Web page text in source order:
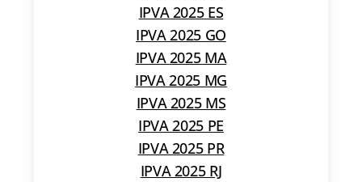
IPVA 2025 ES
IPVA 2025 GO
IPVA 2025 MA
IPVA 2025 MG
IPVA 2025 MS
IPVA 2025 PE
IPVA 2025 PR
IPVA 2025 RJ